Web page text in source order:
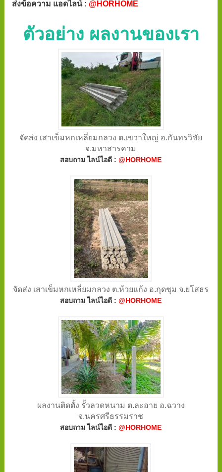
ส่งข้อความ แอดไลน์ : @HORHOME
ตัวอย่าง ผลงานของเรา
จัดส่ง เสาเข็มหกเหลี่ยมกลวง ต.เขวาใหญ่ อ.กันทรวิชัย
จ.มหาสารคาม
สอบถาม ไลน์ไอดี :@HORHOME
จัดส่ง เสาเข็มหกเหลี่ยมกลวง ต.ห้วยแก้ง อ.กุดชุม จ.ยโสธร
สอบถาม ไลน์ไอดี :@HORHOME
ผลงานติดตั้ง รั้วลวดหนาม ต.ละอาย อ.ฉวาง
จ.นครศรีธรรมราช
สอบถาม ไลน์ไอดี :@HORHOME